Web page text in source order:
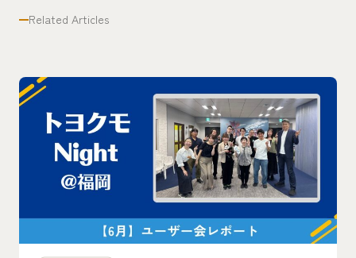
Related Articles